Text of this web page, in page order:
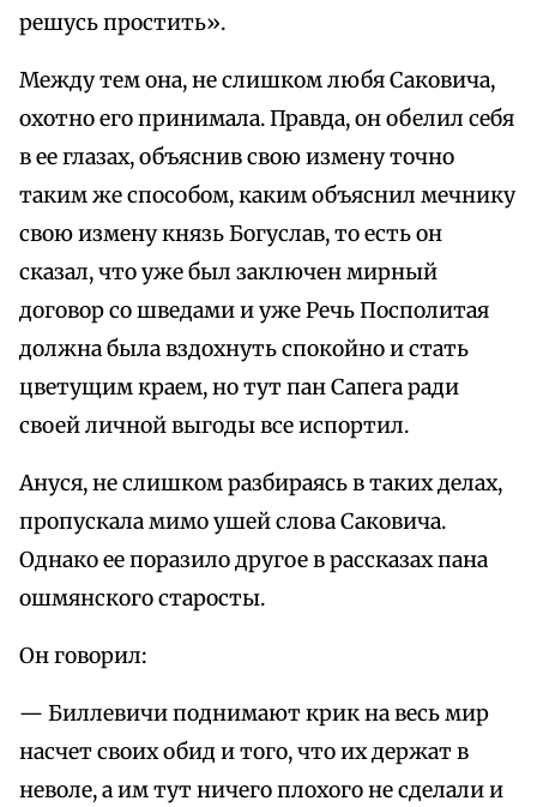
решусь простить».
Между тем она, не слишком любя Саковича,
охотно его принимала. Правда, он обелил себя
в ее глазах, объяснив свою измену точно
таким же способом, каким объяснил мечнику
свою измену князь Богуслав, то есть он
сказал, что уже был заключен мирный
договор со шведами и уже Речь Посполитая
должна была вздохнуть спокойно и стать
цветущим краем, но тут пан Сапега ради
своей личной выгоды все испортил.
Ануся, не слишком разбираясь в таких делах,
пропускала мимо ушей слова Саковича.
Однако ее поразило другое в рассказах пана
ошмянского старосты.
Он говорил:
— Биллевичи поднимают крик на весь мир
насчет своих обид и того, что их держат в
неволе, а им тут ничего плохого не сделали и